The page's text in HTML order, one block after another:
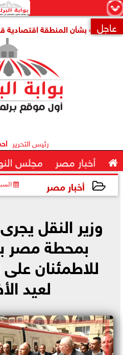
×

 عاجل
المنطقة اقتصادية قناة السويس
رئيس التحرير
 أخبار مصر مجلس
أخبار مصر السبت، 1
وزير النقل
بمحطة مصر
للاطمئنان
لعيد